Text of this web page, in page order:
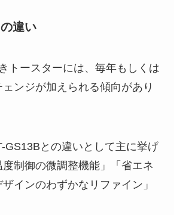
違い
トースターには、毎年もしくは
ンジが加えられる傾向があり
GS13Bとの違いとして主に挙げ
制御の微調整機能」「省エネ
インのわずかなリファイン」